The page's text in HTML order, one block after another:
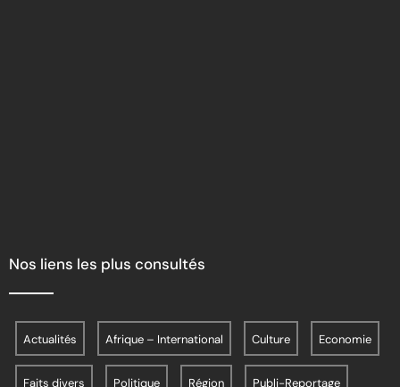
Nos liens les plus consultés
Actualités Afrique – International Culture Economie
Faits divers Politique Région Publi-Reportage